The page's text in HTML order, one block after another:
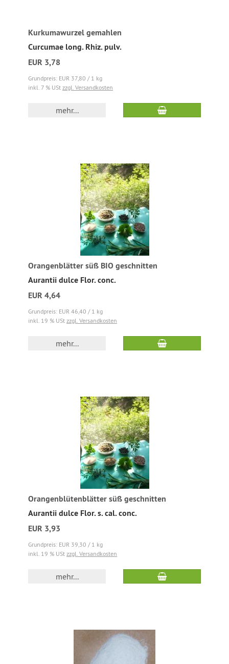
Kurkumawurzel gemahlen
Curcumae long. Rhiz. pulv.
EUR 3,78
Grundpreis: EUR 37,80 / 1 kg
inkl. 7 % USt zzgl. Versandkosten
mehr...
Orangenblätter süß BIO geschnitten
Aurantii dulce Flor. conc.
EUR 4,64
Grundpreis: EUR 46,40 / 1 kg
inkl. 19 % USt zzgl. Versandkosten
mehr...
Orangenblütenblätter süß geschnitten
Aurantii dulce Flor. s. cal. conc.
EUR 3,93
Grundpreis: EUR 39,30 / 1 kg
inkl. 19 % USt zzgl. Versandkosten
mehr...